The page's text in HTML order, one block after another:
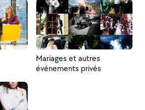
Mariages et autres
événements privés